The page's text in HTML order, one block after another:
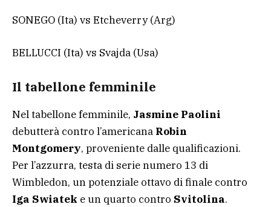
SONEGO (Ita) vs Etcheverry (Arg)
BELLUCCI (Ita) vs Svajda (Usa)
Il tabellone femminile
Nel tabellone femminile, Jasmine Paolini
debutterà contro l’americana Robin
Montgomery, proveniente dalle qualificazioni.
Per l’azzurra, testa di serie numero 13 di
Wimbledon, un potenziale ottavo di finale contro
Iga Swiatek e un quarto contro Svitolina.